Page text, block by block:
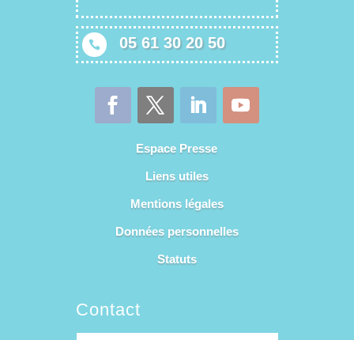
 05 61 30 20 50
Espace Presse
Liens utiles
Mentions légales
Données personnelles
Statuts
Contact